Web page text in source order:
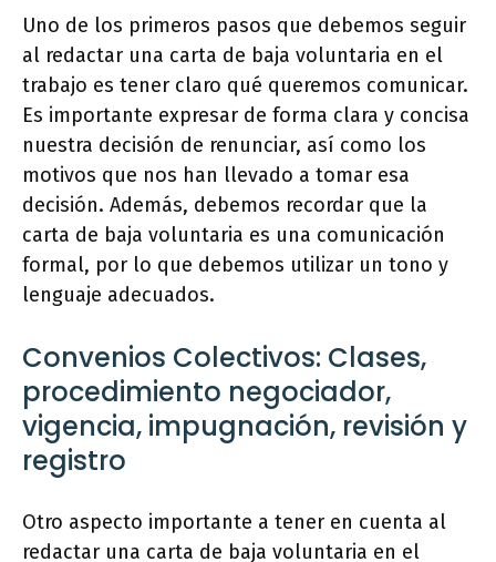
Uno de los primeros pasos que debemos seguir
al redactar una carta de baja voluntaria en el
trabajo es tener claro qué queremos comunicar.
Es importante expresar de forma clara y concisa
nuestra decisión de renunciar, así como los
motivos que nos han llevado a tomar esa
decisión. Además, debemos recordar que la
carta de baja voluntaria es una comunicación
formal, por lo que debemos utilizar un tono y
lenguaje adecuados.
Convenios Colectivos: Clases,
procedimiento negociador,
vigencia, impugnación, revisión y
registro
Otro aspecto importante a tener en cuenta al
redactar una carta de baja voluntaria en el